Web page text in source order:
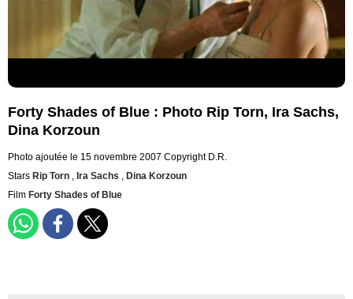
Forty Shades of Blue : Photo Rip Torn, Ira Sachs,
Dina Korzoun
Photo ajoutée le 15 novembre 2007 Copyright D.R.
Stars Rip Torn , Ira Sachs , Dina Korzoun
Film Forty Shades of Blue